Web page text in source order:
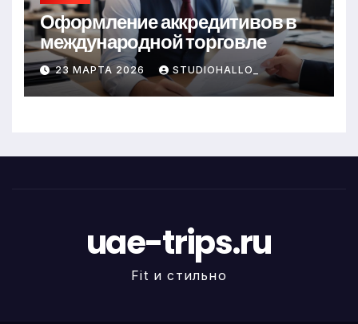
Оформление аккредитивов в
международной торговле
23 МАРТА 2026 STUDIOHALLO_
uae-trips.ru
Fit и стильно